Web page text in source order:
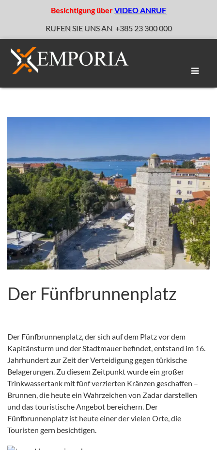
Besichtigung überVIDEO ANRUF
RUFEN SIE UNS AN +385 23 300 000
Der Fünfbrunnenplatz
Der Fünfbrunnenplatz, der sich auf dem Platz vor dem
Kapitänsturm und der Stadtmauer befindet, entstand im 16.
Jahrhundert zur Zeit der Verteidigung gegen türkische
Belagerungen. Zu diesem Zeitpunkt wurde ein großer
Trinkwassertank mit fünf verzierten Kränzen geschaffen –
Brunnen, die heute ein Wahrzeichen von Zadar darstellen
und das touristische Angebot bereichern. Der
Fünfbrunnenplatz ist heute einer der vielen Orte, die
Touristen gern besichtigen.